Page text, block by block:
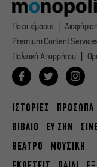
Ποιοι είμαστε Διαφήμιση
Premium Content
Πολιτική Απορρήτου
ΙΣΤΟΡΙΕΣ ΠΡΟΣΩΠΑ
ΒΙΒΛΙΟ
ΕΥ ΖΗΝ
ΘΕΑΤΡΟ
ΜΟΥΣΙΚΗ